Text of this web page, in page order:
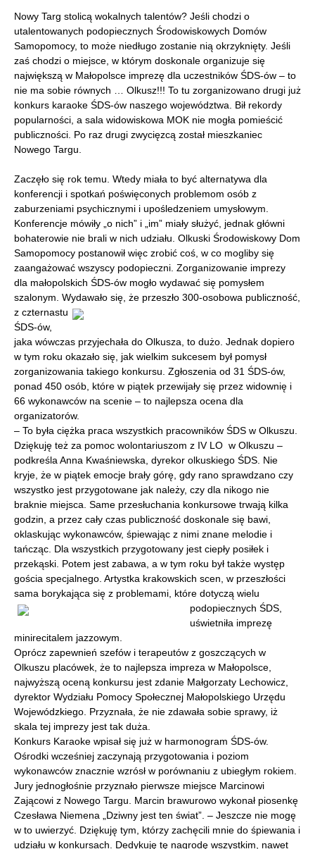
Nowy Targ stolicą wokalnych talentów? Jeśli chodzi o
utalentowanych podopiecznych Środowiskowych Domów
Samopomocy, to może niedługo zostanie nią okrzyknięty. Jeśli
zaś chodzi o miejsce, w którym doskonale organizuje się
największą w Małopolsce imprezę dla uczestników ŚDS-ów – to
nie ma sobie równych … Olkusz!!! To tu zorganizowano drugi już
konkurs karaoke ŚDS-ów naszego województwa. Bił rekordy
popularności, a sala widowiskowa MOK nie mogła pomieścić
publiczności. Po raz drugi zwycięzcą został mieszkaniec
Nowego Targu.
Zaczęło się rok temu. Wtedy miała to być alternatywa dla
konferencji i spotkań poświęconych problemom osób z
zaburzeniami psychicznymi i upośledzeniem umysłowym.
Konferencje mówiły „o nich” i „im” miały służyć, jednak główni
bohaterowie nie brali w nich udziału. Olkuski Środowiskowy Dom
Samopomocy postanowił więc zrobić coś, w co mogliby się
zaangażować wszyscy podopieczni. Zorganizowanie imprezy
dla małopolskich ŚDS-ów mogło wydawać się pomysłem
szalonym. Wydawało się, że przeszło 300-osobowa publiczność,
z czternastu
ŚDS-ów,
jaka wówczas przyjechała do Olkusza, to dużo. Jednak dopiero
w tym roku okazało się, jak wielkim sukcesem był pomysł
zorganizowania takiego konkursu. Zgłoszenia od 31 ŚDS-ów,
ponad 450 osób, które w piątek przewijały się przez widownię i
66 wykonawców na scenie – to najlepsza ocena dla
organizatorów.
– To była ciężka praca wszystkich pracowników ŚDS w Olkuszu.
Dziękuję też za pomoc wolontariuszom z IV LO w Olkuszu –
podkreśla Anna Kwaśniewska, dyrekor olkuskiego ŚDS. Nie
kryje, że w piątek emocje brały górę, gdy rano sprawdzano czy
wszystko jest przygotowane jak należy, czy dla nikogo nie
braknie miejsca. Same przesłuchania konkursowe trwają kilka
godzin, a przez cały czas publiczność doskonale się bawi,
oklaskując wykonawców, śpiewając z nimi znane melodie i
tańcząc. Dla wszystkich przygotowany jest ciepły posiłek i
przekąski. Potem jest zabawa, a w tym roku był także występ
gościa specjalnego. Artystka krakowskich scen, w przeszłości
sama borykająca się z problemami, które dotyczą wielu
podopiecznych ŚDS,
uświetniła imprezę
minirecitalem jazzowym.
Oprócz zapewnień szefów i terapeutów z goszczących w
Olkuszu placówek, że to najlepsza impreza w Małopolsce,
najwyższą oceną konkursu jest zdanie Małgorzaty Lechowicz,
dyrektor Wydziału Pomocy Społecznej Małopolskiego Urzędu
Wojewódzkiego. Przyznała, że nie zdawała sobie sprawy, iż
skala tej imprezy jest tak duża.
Konkurs Karaoke wpisał się już w harmonogram ŚDS-ów.
Ośrodki wcześniej zaczynają przygotowania i poziom
wykonawców znacznie wzrósł w porównaniu z ubiegłym rokiem.
Jury jednogłośnie przyznało pierwsze miejsce Marcinowi
Zającowi z Nowego Targu. Marcin brawurowo wykonał piosenkę
Czesława Niemena „Dziwny jest ten świat”. – Jeszcze nie mogę
w to uwierzyć. Dziękuję tym, którzy zachęcili mnie do śpiewania i
udziału w konkursach. Dedykuję tę nagrodę wszystkim, nawet